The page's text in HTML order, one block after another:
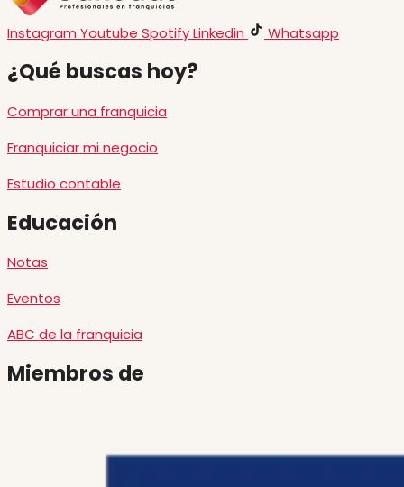
Instagram Youtube SpotifyLinkedin Whatsapp
¿Qué buscas hoy?
Comprar una franquicia
Franquiciar mi negocio
Estudio contable
Educación
Notas
Eventos
ABC de la franquicia
Miembros de